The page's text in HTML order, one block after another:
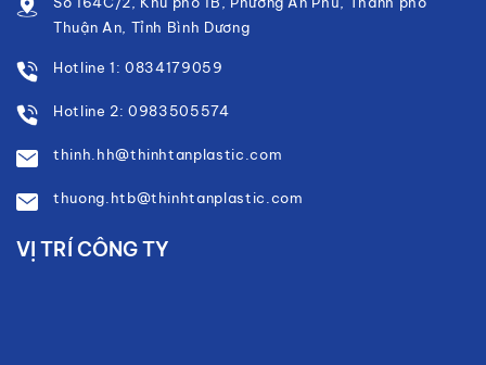
Thuận An, Tỉnh Bình Dương
Hotline 1: 0834179059
Hotline 2: 0983505574
thinh.hh@thinhtanplastic.com
thuong.htb@thinhtanplastic.com
VỊ TRÍ CÔNG TY